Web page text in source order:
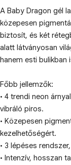
A Baby Dragon gél
közepesen
biztosít, és két
alatt látványosan
hanem esti bulikban
Főbb jellemzők:
• 4 trendi neon
vibráló piros.
• Közepesen
kezelhetőségért.
• 3 lépéses
• Intenzív, hosszan